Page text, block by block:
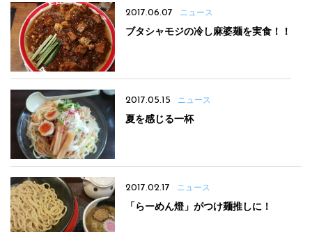
2017.06.07 ニュース
ブタシャモジの冷し麻婆麺を実食！！
2017.05.15 ニュース
夏を感じる一杯
2017.02.17 ニュース
「らーめん燈」がつけ麺推しに！